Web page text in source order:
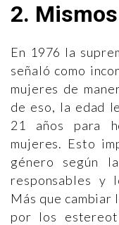
2.
En 1976 la
señaló como
mujeres de
de eso, la edad
21 años para
mujeres. Esto
género según
responsables y
Más que cambiar
por los